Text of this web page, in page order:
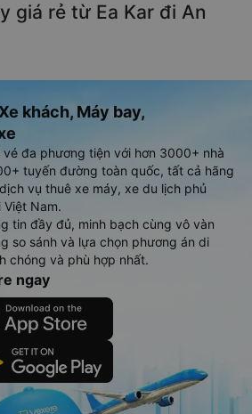
giá rẻ từ Ea Kar đi An
khách, Máy bay,
đa phương tiện với hơn 3000+ nhà
tuyến đường toàn quốc, tất cả hãng
vụ thuê xe máy, xe du lịch phủ
Nam.
tin đầy đủ, minh bạch cùng vô vàn
so sánh và lựa chọn phương án di
chóng và phù hợp nhất.
ngay